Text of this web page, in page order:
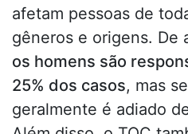
afetam pessoas de
gêneros e origens. De
os homens são
25% dos casos, mas
geralmente é adiado